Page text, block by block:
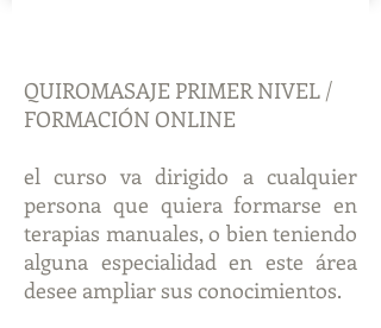
QUIROMASAJE PRIMER NIVEL /
FORMACIÓN ONLINE
el curso va dirigido a cualquier
persona que quiera formarse en
terapias manuales, o bien teniendo
alguna especialidad en este área
desee ampliar sus conocimientos.